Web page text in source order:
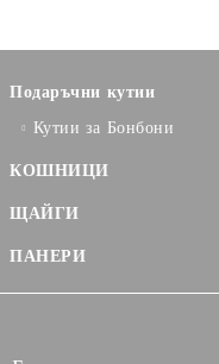
Подаръчни кутии
Кутии за Бонбони
КОШНИЦИ
ЩАЙГИ
ПАНЕРИ